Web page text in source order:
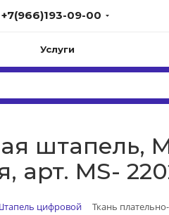
+7(966)193-09-00
Услуги
штапель,
арт. MS-
цифровой Ткань